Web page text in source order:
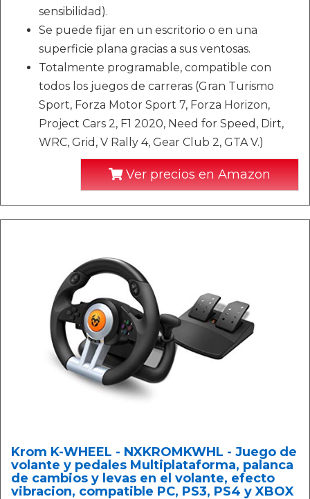
sensibilidad).
Se puede fijar en un escritorio o en una
superficie plana gracias a sus ventosas.
Totalmente programable, compatible con
todos los juegos de carreras (Gran Turismo
Sport, Forza Motor Sport 7, Forza Horizon,
Project Cars 2, F1 2020, Need for Speed, Dirt,
WRC, Grid, V Rally 4, Gear Club 2, GTA V.)
Ver precios en Amazon
Krom K-WHEEL - NXKROMKWHL - Juego de
volante y pedales Multiplataforma, palanca
de cambios y levas en el volante, efecto
vibracion, compatible PC, PS3, PS4 y XBOX